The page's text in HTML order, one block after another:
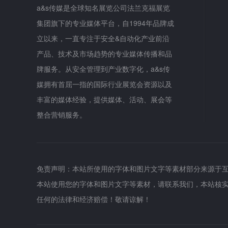
a&s传媒是全球知名展览公司法兰克福展览
集团旗下的专业媒体平台，自1994年品牌成
立以来，一直专注于安全&自动化产业前沿
产品、技术及市场趋势的专业媒体传播和品
牌服务。从安全管理到产业数字化，a&s传
媒拥有首屈一指的国际行业展览会资源以及
丰富的媒体经验，提供媒体、活动、展会等
整合营销服务。
免责声明：本站所使用的字体和图片文字等素材部分来源
本站使用您的字体和图片文字等素材，请联系我们，本站
任何的法律和经济赔偿！敬请谅解！